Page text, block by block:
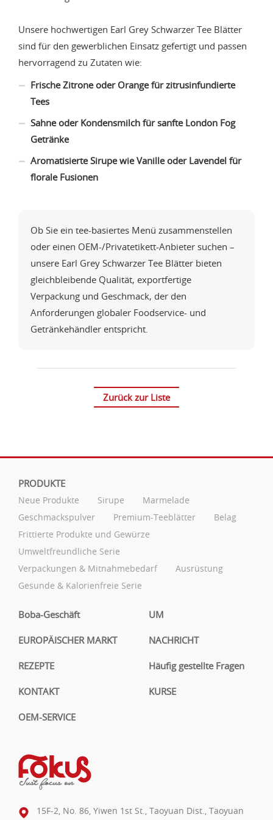
Unsere hochwertigen Earl Grey Schwarzer Tee Blätter
sind für den gewerblichen Einsatz gefertigt und passen
hervorragend zu Zutaten wie:
Frische Zitrone oder Orange für zitrusinfundierte
Tees
Sahne oder Kondensmilch für sanfte London Fog
Getränke
Aromatisierte Sirupe wie Vanille oder Lavendel für
florale Fusionen
Ob Sie ein tee-basiertes Menü zusammenstellen
oder einen OEM-/Privatetikett-Anbieter suchen –
unsere Earl Grey Schwarzer Tee Blätter bieten
gleichbleibende Qualität, exportfertige
Verpackung und Geschmack, der den
Anforderungen globaler Foodservice- und
Getränkehändler entspricht.
Zurück zur Liste
PRODUKTE
Neue Produkte Sirupe
Marmelade
Geschmackspulver
Premium-Teeblätter
Belag
Frittierte Produkte und Gewürze
Umweltfreundliche Serie
Verpackungen & Mitnahmebedarf
Ausrüstung
Gesunde & Kalorienfreie Serie
Boba-Geschäft UM
EUROPÄISCHER MARKT NACHRICHT
REZEPTE Häufig gestellte Fragen
KONTAKT KURSE
OEM-SERVICE
15F-2, No. 86, Yiwen 1st St., Taoyuan Dist., Taoyuan